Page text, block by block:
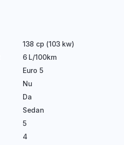
138 cp (103 kw)
6 L/100km
Euro 5
Nu
Da
Sedan
5
4